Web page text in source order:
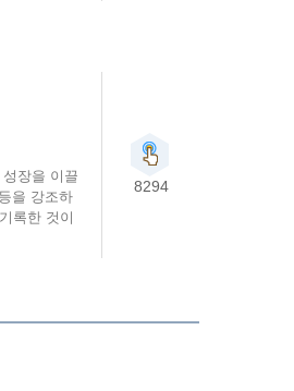
장을 이끌
을 강조하
록한 것이
8294